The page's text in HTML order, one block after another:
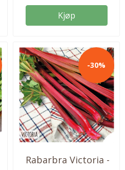
matretter og kaker. En lett
sort å få til. Forkultiver fra
mars-juni. Høstes fra: juni-
sept. ...
Kjøp
-30%
Rabarbra Victoria -